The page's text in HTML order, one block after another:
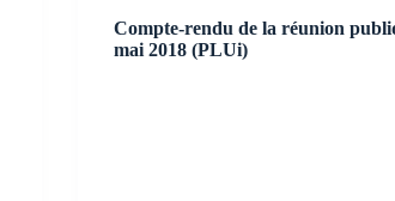
Compte-rendu de la réunion
mai 2018 (PLUi)